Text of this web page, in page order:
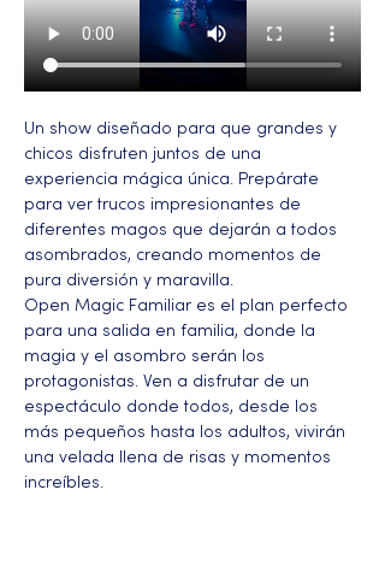
Un show diseñado para que grandes y
chicos disfruten juntos de una
experiencia mágica única. Prepárate
para ver trucos impresionantes de
diferentes magos que dejarán a todos
asombrados, creando momentos de
pura diversión y maravilla.
Open Magic Familiar es el plan perfecto
para una salida en familia, donde la
magia y el asombro serán los
protagonistas. Ven a disfrutar de un
espectáculo donde todos, desde los
más pequeños hasta los adultos, vivirán
una velada llena de risas y momentos
increíbles.